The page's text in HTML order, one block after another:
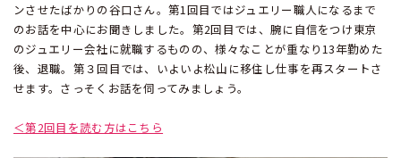
ンさせたばかりの谷口さん。第1回目ではジュエリー職人になるまで
のお話を中心にお聞きしました。第2回目では、腕に自信をつけ東京
のジュエリー会社に就職するものの、様々なことが重なり13年勤めた
後、退職。第３回目では、いよいよ松山に移住し仕事を再スタートさ
せます。さっそくお話を伺ってみましょう。
＜第2回目を読む方はこちら